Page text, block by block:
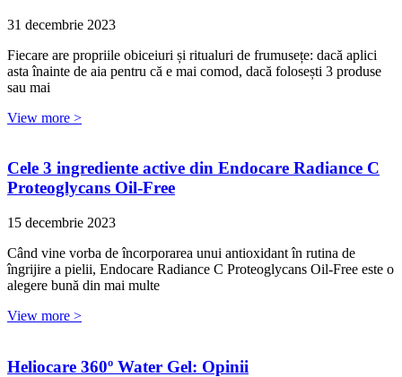
31 decembrie 2023
Fiecare are propriile obiceiuri și ritualuri de frumusețe: dacă aplici
asta înainte de aia pentru că e mai comod, dacă folosești 3 produse
sau mai
View more >
Cele 3 ingrediente active din Endocare Radiance C
Proteoglycans Oil-Free
15 decembrie 2023
Când vine vorba de încorporarea unui antioxidant în rutina de
îngrijire a pielii, Endocare Radiance C Proteoglycans Oil-Free este o
alegere bună din mai multe
View more >
Heliocare 360º Water Gel: Opinii